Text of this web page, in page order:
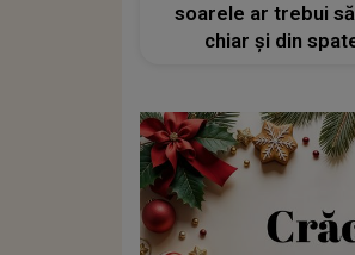
soarele ar trebui
chiar și din